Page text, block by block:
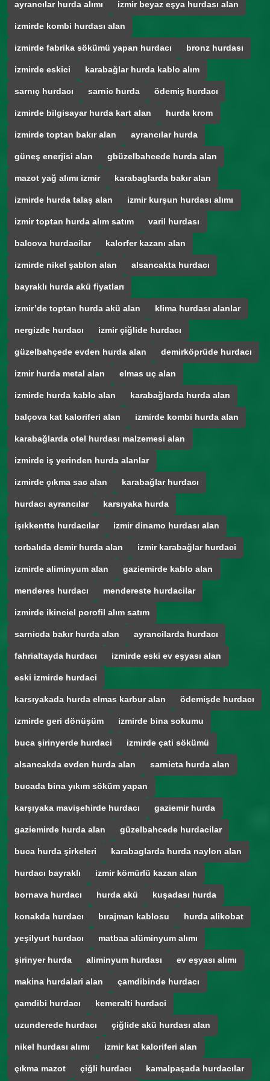
ayrancılar hurda alımı izmir beyaz eşya hurdası alan
izmirde kombi hurdası alan
izmirde fabrika sökümü yapan hurdacı bronz hurdası
izmirde eskici karabağlar hurda kablo alım
sarnıç hurdacı sarnic hurda ödemiş hurdacı
izmirde bilgisayar hurda kart alan hurda krom
izmirde toptan bakır alan ayrancılar hurda
güneş enerjisi alan gbüzelbahcede hurda alan
mazot yağ alımı izmir karabaglarda bakır alan
izmirde hurda talaş alan izmir kurşun hurdası alımı
izmir toptan hurda alım satım varil hurdası
balcova hurdacilar kalorfer kazanı alan
izmirde nikel şablon alan alsancakta hurdacı
bayraklı hurda akü fiyatları
izmir’de toptan hurda akü alan klima hurdası alanlar
nergizde hurdacı izmir çiğlide hurdacı
güzelbahçede evden hurda alan demirköprüde hurdacı
izmir hurda metal alan elmas uç alan
izmirde hurda kablo alan karabağlarda hurda alan
balçova kat kaloriferi alan izmirde kombi hurda alan
karabağlarda otel hurdası malzemesi alan
izmirde iş yerinden hurda alanlar
izmirde çıkma sac alan karabağlar hurdacı
hurdacı ayrancılar karsıyaka hurda
işıkkentte hurdacılar izmir dinamo hurdası alan
torbalıda demir hurda alan izmir karabağlar hurdaci
izmirde aliminyum alan gaziemirde kablo alan
menderes hurdacı mendereste hurdacilar
izmirde ikinciel porofil alım satım
sarnicda bakır hurda alan ayrancilarda hurdacı
fahrialtayda hurdacı izmirde eski ev eşyası alan
eski izmirde hurdaci
karsıyakada hurda elmas karbur alan ödemişde hurdacı
izmirde geri dönüşüm izmirde bina sokumu
buca şirinyerde hurdaci izmirde çati sökümü
alsancakda evden hurda alan sarnicta hurda alan
bucada bina yıkım söküm yapan
karşıyaka mavişehirde hurdacı gaziemir hurda
gaziemirde hurda alan güzelbahcede hurdacilar
buca hurda şirkeleri karabaglarda hurda naylon alan
hurdacı bayraklı izmir kömürlü kazan alan
bornava hurdacı hurda akü kuşadası hurda
konakda hurdacı bırajman kablosu hurda alikobat
yeşilyurt hurdacı matbaa alüminyum alımı
şirinyer hurda aliminyum hurdası ev eşyası alımı
makina hurdalari alan çamdibinde hurdacı
çamdibi hurdacı kemeralti hurdaci
uzunderede hurdacı çiğlide akü hurdası alan
nikel hurdası alımı izmir kat kaloriferi alan
çıkma mazot çiğli hurdacı kamalpaşada hurdacılar